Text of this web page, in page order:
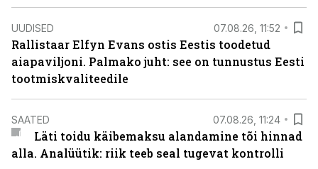
UUDISED 07.08.26, 11:52
Rallistaar Elfyn Evans ostis Eestis toodetud
aiapaviljoni. Palmako juht: see on tunnustus Eesti
tootmiskvaliteedile
SAATED 07.08.26, 11:24
Läti toidu käibemaksu alandamine tõi hinnad
alla. Analüütik: riik teeb seal tugevat kontrolli